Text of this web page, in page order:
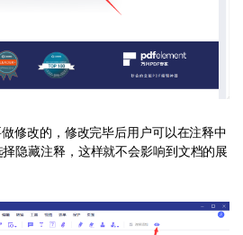
修改的，修改完毕后用户可以在注释中
隐藏注释，这样就不会影响到文档的展